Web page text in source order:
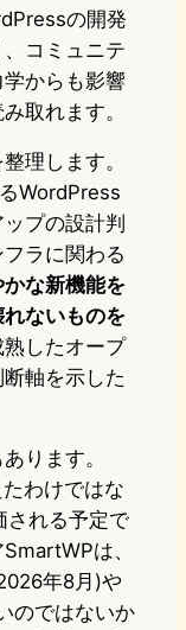
の開発
コミュニテ
からも影響
取れます。
理します。
WordPress
プの設計判
ラに関わる
かな新機能を
ないものを
熟したオープ
軸を示した
ります。
わけではな
される予定で
は、
年8月)や
のではないか